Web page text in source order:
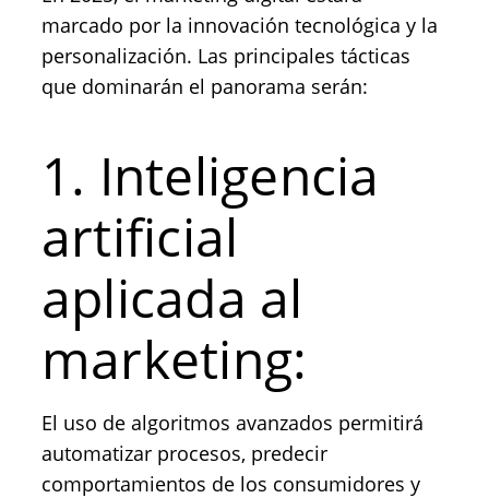
marcado por la innovación tecnológica y la
personalización. Las principales tácticas
que dominarán el panorama serán:
1. Inteligencia
artificial
aplicada al
marketing:
El uso de algoritmos avanzados permitirá
automatizar procesos, predecir
comportamientos de los consumidores y